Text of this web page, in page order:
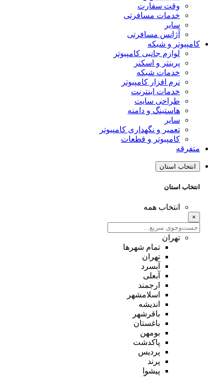
وقت سفارت
خدمات مسافرتی
سایر
آژانس مسافرتی
کامپیوتر و شبکه
لوازم جانبی کامپیوتر
پرینتر و اسکنر
خدمات شبکه
نرم افزار کامپیوتر
خدمات اینترنت
طراحی سایت
هاستینگ و دامنه
سایر
تعمیر و نگهداری کامپیوتر
کامپیوتر و قطعات
متفرقه
انتخاب استان
انتخاب استان
انتخاب همه
×
تهران
تمام شهر‌ها
تهران
آبسرد
آبعلی
ارجمند
اسلامشهر
اندیشه
باقرشهر
باغستان
بومهن
پاکدشت
پردیس
پرند
پیشوا